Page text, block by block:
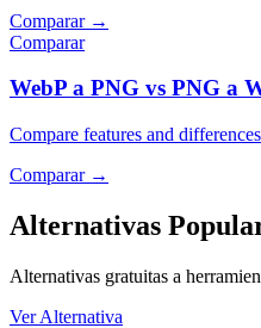
Comparar→
Comparar
WebP a PNG vs PNG a
Compare features and differences
Comparar→
Alternativas
Alternativas gratuitas a
Ver Alternativa